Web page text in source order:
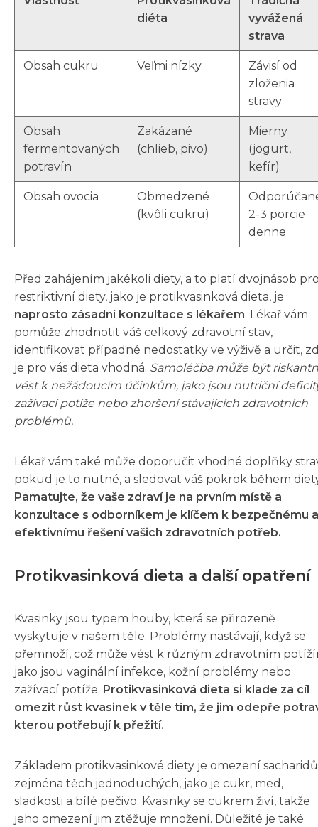
diéta
vyvážená
strava
Obsah cukru Veľmi nízky
Závisí od
zloženia
stravy
Obsah
fermentovaných
potravín
Zakázané
(chlieb, pivo)
Mierny
(jogurt,
kefír)
Obsah ovocia
Obmedzené
(kvôli cukru)
2-3 porcie
denne
Před zahájením jakékoli diety, a to platí dvojnásob
restriktivní diety, jako je protikvasinková dieta, je
naprosto zásadní konzultace s lékařem. Lékař vám
pomůže zhodnotit váš celkový zdravotní stav,
identifikovat případné nedostatky ve výživě a určit,
je pro vás dieta vhodná. Samoléčba může být
vést k nežádoucím účinkům, jako jsou nutriční
zažívací potíže nebo zhoršení stávajících zdravotních
problémů.
Lékař vám také může doporučit vhodné doplňky
pokud je to nutné, a sledovat váš pokrok během
Pamatujte, že vaše zdraví je na prvním místě a
konzultace s odborníkem je klíčem k bezpečnému a
efektivnímu řešení vašich zdravotních potřeb.
Protikvasinková dieta a další opatření
Kvasinky jsou typem houby, která se přirozeně
vyskytuje v našem těle. Problémy nastávají, když se
přemnoží, což může vést k různým zdravotním
jako jsou vaginální infekce, kožní problémy nebo
zažívací potíže. Protikvasinková dieta si klade za cíl
omezit růst kvasinek v těle tím, že jim odepře
kterou potřebují k přežití.
Základem protikvasinkové diety je omezení
zejména těch jednoduchých, jako je cukr, med,
sladkosti a bílé pečivo. Kvasinky se cukrem živí, takže
jeho omezení jim ztěžuje množení. Důležité je také